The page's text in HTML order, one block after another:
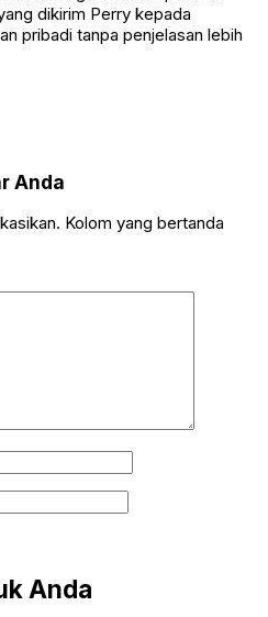
dikirim Perry kepada
pribadi tanpa penjelasan lebih
Anda
Kolom yang bertanda
Anda